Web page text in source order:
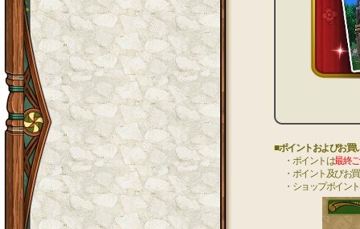
■ポイントおよびお買
・ポイントは最終
・ポイント及びお
・ショップポイン